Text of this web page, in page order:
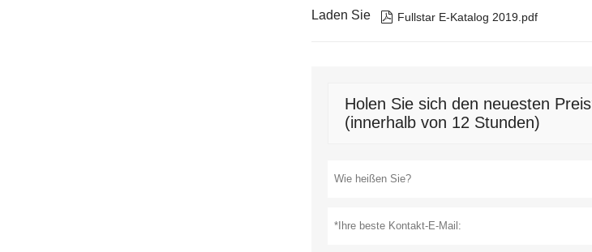
Laden Sie  Fullstar E-Katalog 2019.pdf
Holen Sie sich den neuesten
(innerhalb von 12 Stunden)